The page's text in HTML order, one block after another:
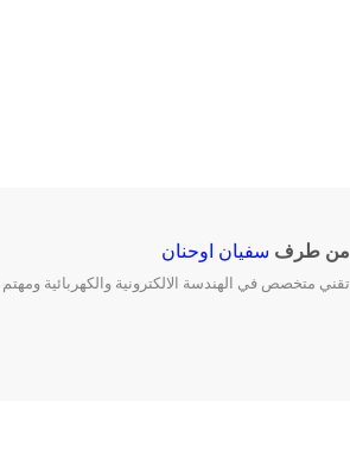
من طرف سفيان اوحنان
تقني متخصص في الهندسة الالكترونية والكهربائية ومهتم